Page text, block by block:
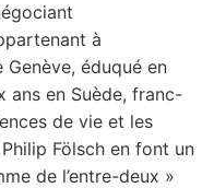
à
Genève, éduqué en
ans en Suède, franc-
de vie et les
Fölsch en font un
de l’entre-deux »